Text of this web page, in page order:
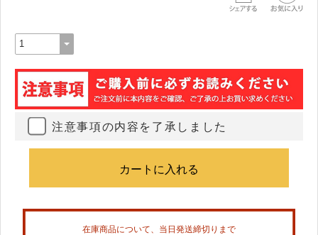
注意事項の内容を了承しました
在庫商品について、当日発送締切りまで